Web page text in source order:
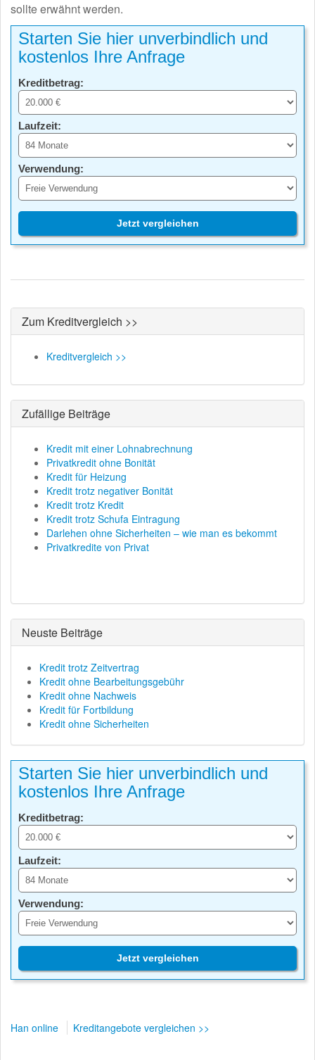
sollte erwähnt werden.
Starten Sie hier unverbindlich und
kostenlos Ihre Anfrage
Kreditbetrag:
Laufzeit:
Verwendung:
Jetzt vergleichen
Zum Kreditvergleich >>
Kreditvergleich >>
Zufällige Beiträge
Kredit mit einer Lohnabrechnung
Privatkredit ohne Bonität
Kredit für Heizung
Kredit trotz negativer Bonität
Kredit trotz Kredit
Kredit trotz Schufa Eintragung
Darlehen ohne Sicherheiten – wie man es bekommt
Privatkredite von Privat
Neuste Beiträge
Kredit trotz Zeitvertrag
Kredit ohne Bearbeitungsgebühr
Kredit ohne Nachweis
Kredit für Fortbildung
Kredit ohne Sicherheiten
Starten Sie hier unverbindlich und
kostenlos Ihre Anfrage
Kreditbetrag:
Laufzeit:
Verwendung:
Jetzt vergleichen
Han online Kreditangebote vergleichen >>